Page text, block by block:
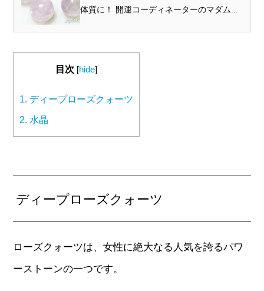
体質に！ 開運コーディネーターのマダム...
目次 [hide]
1. ディープローズクォーツ
2. 水晶
ディープローズクォーツ
ローズクォーツは、女性に絶大なる人気を誇るパワ
ーストーンの一つです。